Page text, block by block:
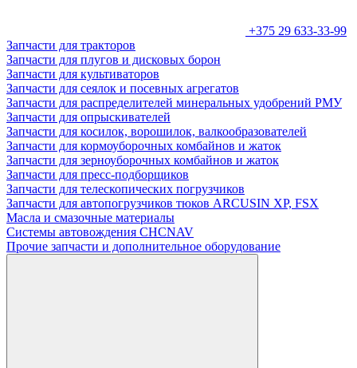
+375 29 633-33-99
Запчасти для тракторов
Запчасти для плугов и дисковых борон
Запчасти для культиваторов
Запчасти для сеялок и посевных агрегатов
Запчасти для распределителей минеральных удобрений РМУ
Запчасти для опрыскивателей
Запчасти для косилок, ворошилок, валкообразователей
Запчасти для кормоуборочных комбайнов и жаток
Запчасти для зерноуборочных комбайнов и жаток
Запчасти для пресс-подборщиков
Запчасти для телескопических погрузчиков
Запчасти для автопогрузчиков тюков ARCUSIN XP, FSX
Масла и смазочные материалы
Системы автовождения CHCNAV
Прочие запчасти и дополнительное оборудование